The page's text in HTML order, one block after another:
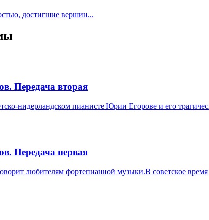
достигшие вершин...
Передача вторая
нидерландском пианисте Юрии Егорове и его
Передача первая
любителям фортепианной музыки.В советское